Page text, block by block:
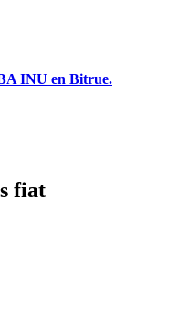
INU en Bitrue.
fiat